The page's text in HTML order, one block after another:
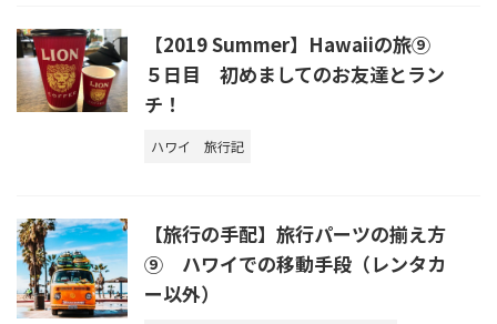
【2019 Summer】Hawaiiの旅⑨
５日目 初めましてのお友達とラン
チ！
ハワイ 旅行記
【旅行の手配】旅行パーツの揃え方
⑨ ハワイでの移動手段（レンタカ
ー以外）